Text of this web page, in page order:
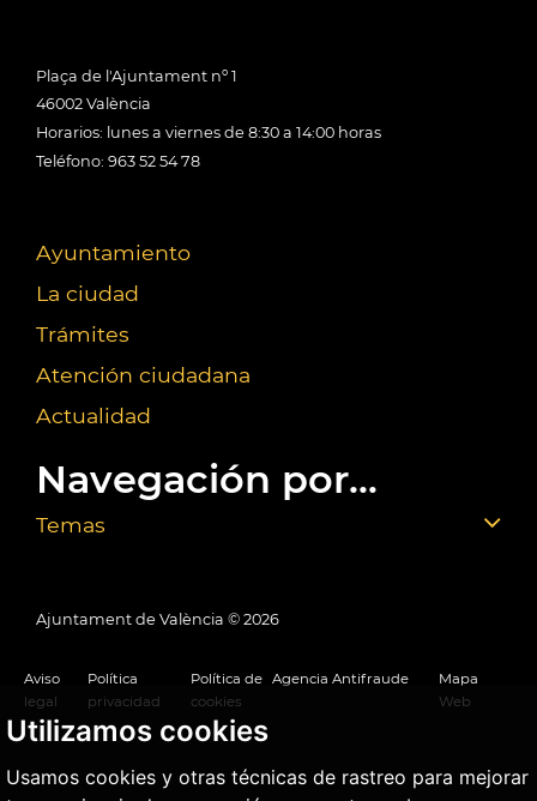
Utilizamos cookies
Usamos cookies y otras técnicas de rastreo para mejorar
Plaça de l'Ajuntament nº 1
46002 València
Horarios: lunes a viernes de 8:30 a 14:00 horas
Teléfono: 963 52 54 78
Ayuntamiento
La ciudad
Trámites
Atención ciudadana
Actualidad
Navegación por...
Temas
Ajuntament de València © 2026
Aviso
legal
Política
privacidad
Política de
cookies
Agencia Antifraude
Mapa
Web